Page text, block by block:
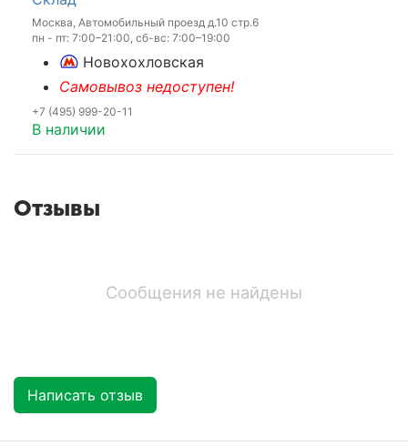
Москва, Автомобильный проезд д.10 стр.6
пн - пт: 7:00–21:00, сб-вс: 7:00–19:00
Новохохловская
Самовывоз недоступен!
+7 (495) 999-20-11
В наличии
Отзывы
Сообщения не найдены
Написать отзыв